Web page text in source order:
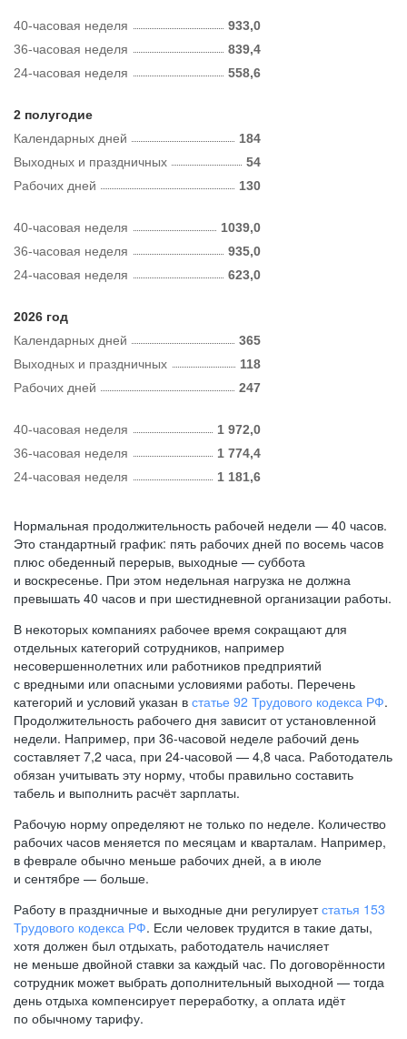
40-часовая неделя
933,0
36-часовая неделя
839,4
24-часовая неделя
558,6
2 полугодие
Календарных дней
184
Рабочих дней 130
Выходных и праздничных 54
40-часовая неделя
1039,0
36-часовая неделя
935,0
24-часовая неделя
623,0
2026 год
Календарных дней
365
Рабочих дней 247
Выходных и праздничных 118
40-часовая неделя
1 972,0
36-часовая неделя
1 774,4
24-часовая неделя
1 181,6
Нормальная продолжительность рабочей недели — 40 часов.
Это стандартный график: пять рабочих дней по восемь часов
плюс обеденный перерыв, выходные — суббота
и воскресенье. При этом недельная нагрузка не должна
превышать 40 часов и при шестидневной организации работы.
В некоторых компаниях рабочее время сокращают для
отдельных категорий сотрудников, например
несовершеннолетних или работников предприятий
с вредными или опасными условиями работы. Перечень
категорий и условий указан в статье 92 Трудового кодекса РФ.
Продолжительность рабочего дня зависит от установленной
недели. Например, при 36-часовой неделе рабочий день
составляет 7,2 часа, при 24-часовой — 4,8 часа. Работодатель
обязан учитывать эту норму, чтобы правильно составить
табель и выполнить расчёт зарплаты.
Рабочую норму определяют не только по неделе. Количество
рабочих часов меняется по месяцам и кварталам. Например,
в феврале обычно меньше рабочих дней, а в июле
и сентябре — больше.
Работу в праздничные и выходные дни регулируетстатья 153
Трудового кодекса РФ. Если человек трудится в такие даты,
хотя должен был отдыхать, работодатель начисляет
не меньше двойной ставки за каждый час. По договорённости
сотрудник может выбрать дополнительный выходной — тогда
день отдыха компенсирует переработку, а оплата идёт
по обычному тарифу.